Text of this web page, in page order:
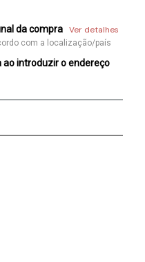
da compra Ver detalhes
com a localização/país
ao introduzir o endereço